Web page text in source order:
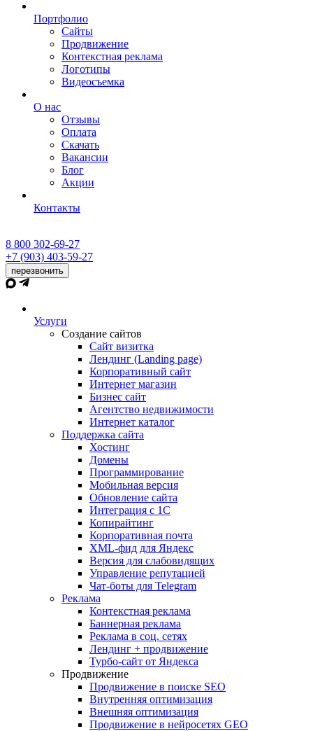
Портфолио
Сайты
Продвижение
Контекстная реклама
Логотипы
Видеосъемка
О нас
Отзывы
Оплата
Скачать
Вакансии
Блог
Акции
Контакты
8 800 302-69-27
+7 (903) 403-59-27
перезвонить
Услуги
Создание сайтов
Сайт визитка
Лендинг (Landing page)
Корпоративный сайт
Интернет магазин
Бизнес сайт
Агентство недвижимости
Интернет каталог
Поддержка сайта
Хостинг
Домены
Программирование
Мобильная версия
Обновление сайта
Интеграция с 1С
Копирайтинг
Корпоративная почта
XML-фид для Яндекс
Версия для слабовидящих
Управление репутацией
Чат-боты для Telegram
Реклама
Контекстная реклама
Баннерная реклама
Реклама в соц. сетях
Лендинг + продвижение
Турбо-сайт от Яндекса
Продвижение
Продвижение в поиске SEO
Внутренняя оптимизация
Внешняя оптимизация
Продвижение в нейросетях GEO